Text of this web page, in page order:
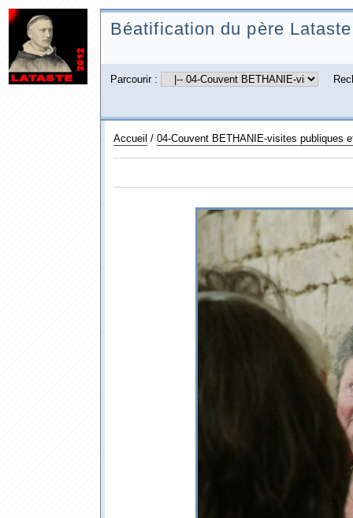
Béatification du père
Parcourir :
Accueil / 04-Couvent BETHANIE-visites publiques